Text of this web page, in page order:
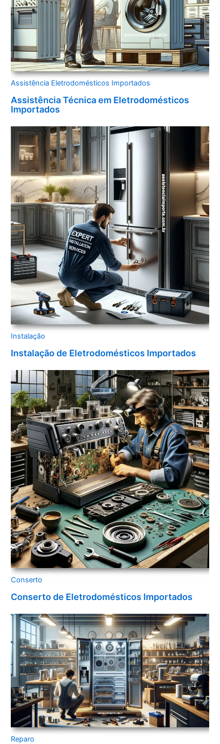
Assistência Eletrodomésticos Importados
Assistência Técnica em Eletrodomésticos
Importados
Instalação
Instalação de Eletrodomésticos Importados
Conserto
Conserto de Eletrodomésticos Importados
Reparo